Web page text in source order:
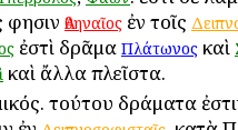
Ἀθηναῖος ἐν τοῖς
ἐστὶ δρᾶμα Πλάτωνος καὶ
καὶ ἄλλα πλεῖστα.
τούτου δράματα